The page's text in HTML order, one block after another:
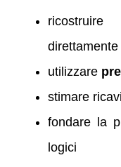
utilizzare
stimare
fondare la
logici